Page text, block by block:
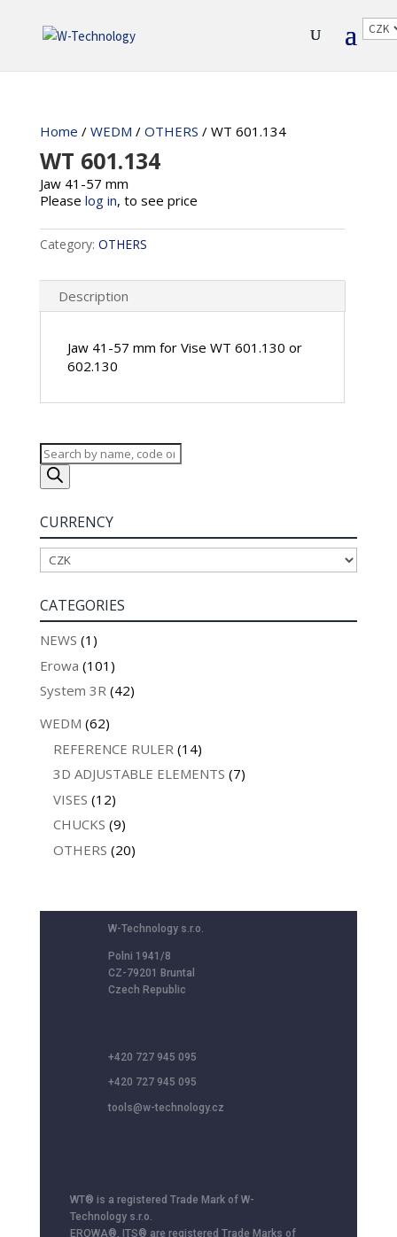
Home / WEDM / OTHERS / WT 601.134
WT 601.134
Please log in, to see price
Jaw 41-57 mm
Category: OTHERS
Description
Jaw 41-57 mm for Vise WT 601.130 or
602.130
Products
search
CURRENCY
CATEGORIES
NEWS (1)
Erowa (101)
System 3R (42)
WEDM (62)
REFERENCE RULER (14)
3D ADJUSTABLE ELEMENTS (7)
VISES (12)
CHUCKS (9)
OTHERS (20)
W-Technology s.r.o.
Polni 1941/8
CZ-79201 Bruntal
Czech Republic
+420 727 945 095
+420 727 945 095
tools@w-technology.cz
WT® is a registered Trade Mark of W-
Technology s.r.o.
EROWA®, ITS® are registered Trade Marks of